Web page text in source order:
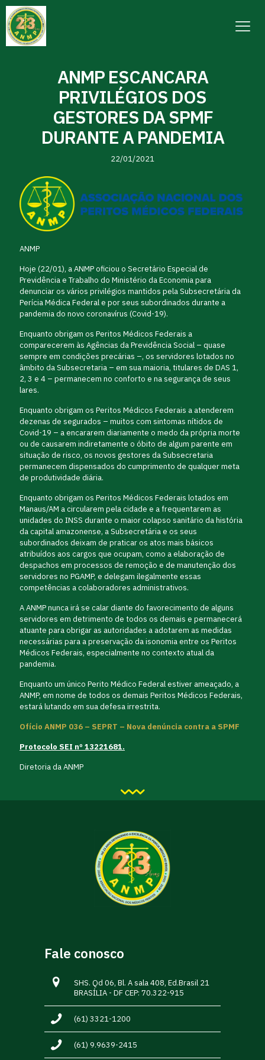
ANMP ESCANCARA
PRIVILÉGIOS DOS
GESTORES DA SPMF
DURANTE A PANDEMIA
22/01/2021
ANMP
Hoje (22/01), a ANMP oficiou o Secretário Especial de
Previdência e Trabalho do Ministério da Economia para
denunciar os vários privilégios mantidos pela Subsecretária da
Perícia Médica Federal e por seus subordinados durante a
pandemia do novo coronavírus (Covid-19).
Enquanto obrigam os Peritos Médicos Federais a
comparecerem às Agências da Previdência Social – quase
sempre em condições precárias –, os servidores lotados no
âmbito da Subsecretaria – em sua maioria, titulares de DAS 1,
2, 3 e 4 – permanecem no conforto e na segurança de seus
lares.
Enquanto obrigam os Peritos Médicos Federais a atenderem
dezenas de segurados – muitos com sintomas nítidos de
Covid-19 – a encararem diariamente o medo da própria morte
ou de causarem indiretamente o óbito de algum parente em
situação de risco, os novos gestores da Subsecretaria
permanecem dispensados do cumprimento de qualquer meta
de produtividade diária.
Enquanto obrigam os Peritos Médicos Federais lotados em
Manaus/AM a circularem pela cidade e a frequentarem as
unidades do INSS durante o maior colapso sanitário da história
da capital amazonense, a Subsecretária e os seus
subordinados deixam de praticar os atos mais básicos
atribuídos aos cargos que ocupam, como a elaboração de
despachos em processos de remoção e de manutenção dos
servidores no PGAMP, e delegam ilegalmente essas
competências a colaboradores administrativos.
A ANMP nunca irá se calar diante do favorecimento de alguns
servidores em detrimento de todos os demais e permanecerá
atuante para obrigar as autoridades a adotarem as medidas
necessárias para a preservação da isonomia entre os Peritos
Médicos Federais, especialmente no contexto atual da
pandemia.
Enquanto um único Perito Médico Federal estiver ameaçado, a
ANMP, em nome de todos os demais Peritos Médicos Federais,
estará lutando em sua defesa irrestrita.
Ofício ANMP 036 – SEPRT – Nova denúncia contra a SPMF
Protocolo SEI nº 13221681.
Diretoria da ANMP
Fale conosco
SHS. Qd 06, Bl. A sala 408, Ed.Brasil 21
BRASÍLIA - DF CEP: 70.322-915
(61) 3321-1200
(61) 9.9639-2415